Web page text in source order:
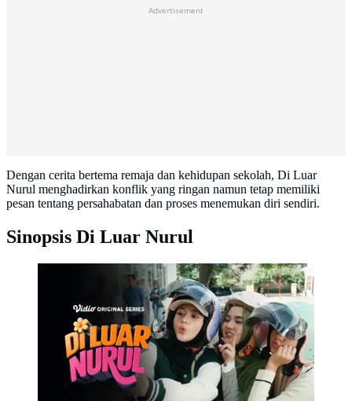
Advertisement
Dengan cerita bertema remaja dan kehidupan sekolah, Di Luar
Nurul menghadirkan konflik yang ringan namun tetap memiliki
pesan tentang persahabatan dan proses menemukan diri sendiri.
Sinopsis Di Luar Nurul
Di Luar Nurul (Dok. Vidio)